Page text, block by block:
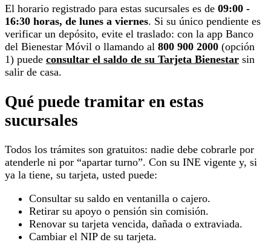
El horario registrado para estas sucursales es de 09:00 -
16:30 horas, de lunes a viernes. Si su único pendiente es
verificar un depósito, evite el traslado: con la app Banco
del Bienestar Móvil o llamando al 800 900 2000 (opción
1) puede consultar el saldo de su Tarjeta Bienestar sin
salir de casa.
Qué puede tramitar en estas
sucursales
Todos los trámites son gratuitos: nadie debe cobrarle por
atenderle ni por “apartar turno”. Con su INE vigente y, si
ya la tiene, su tarjeta, usted puede:
Consultar su saldo en ventanilla o cajero.
Retirar su apoyo o pensión sin comisión.
Renovar su tarjeta vencida, dañada o extraviada.
Cambiar el NIP de su tarjeta.